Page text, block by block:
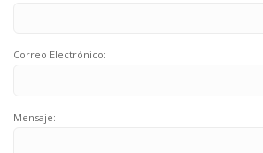
Correo Electrónico:
Mensaje: